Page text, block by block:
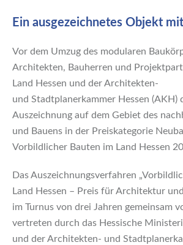
Ein ausgezeichnetes Objekt
Vor dem Umzug des modularen
Architekten, Bauherren und
Land Hessen und der Architekten-
und Stadtplanerkammer Hessen (AKH)
Auszeichnung auf dem Gebiet des
und Bauens in der Preiskategorie
Vorbildlicher Bauten im Land Hessen
Das Auszeichnungsverfahren
Land Hessen – Preis für Architektur
im Turnus von drei Jahren gemeinsam
vertreten durch das Hessische
und der Architekten- und